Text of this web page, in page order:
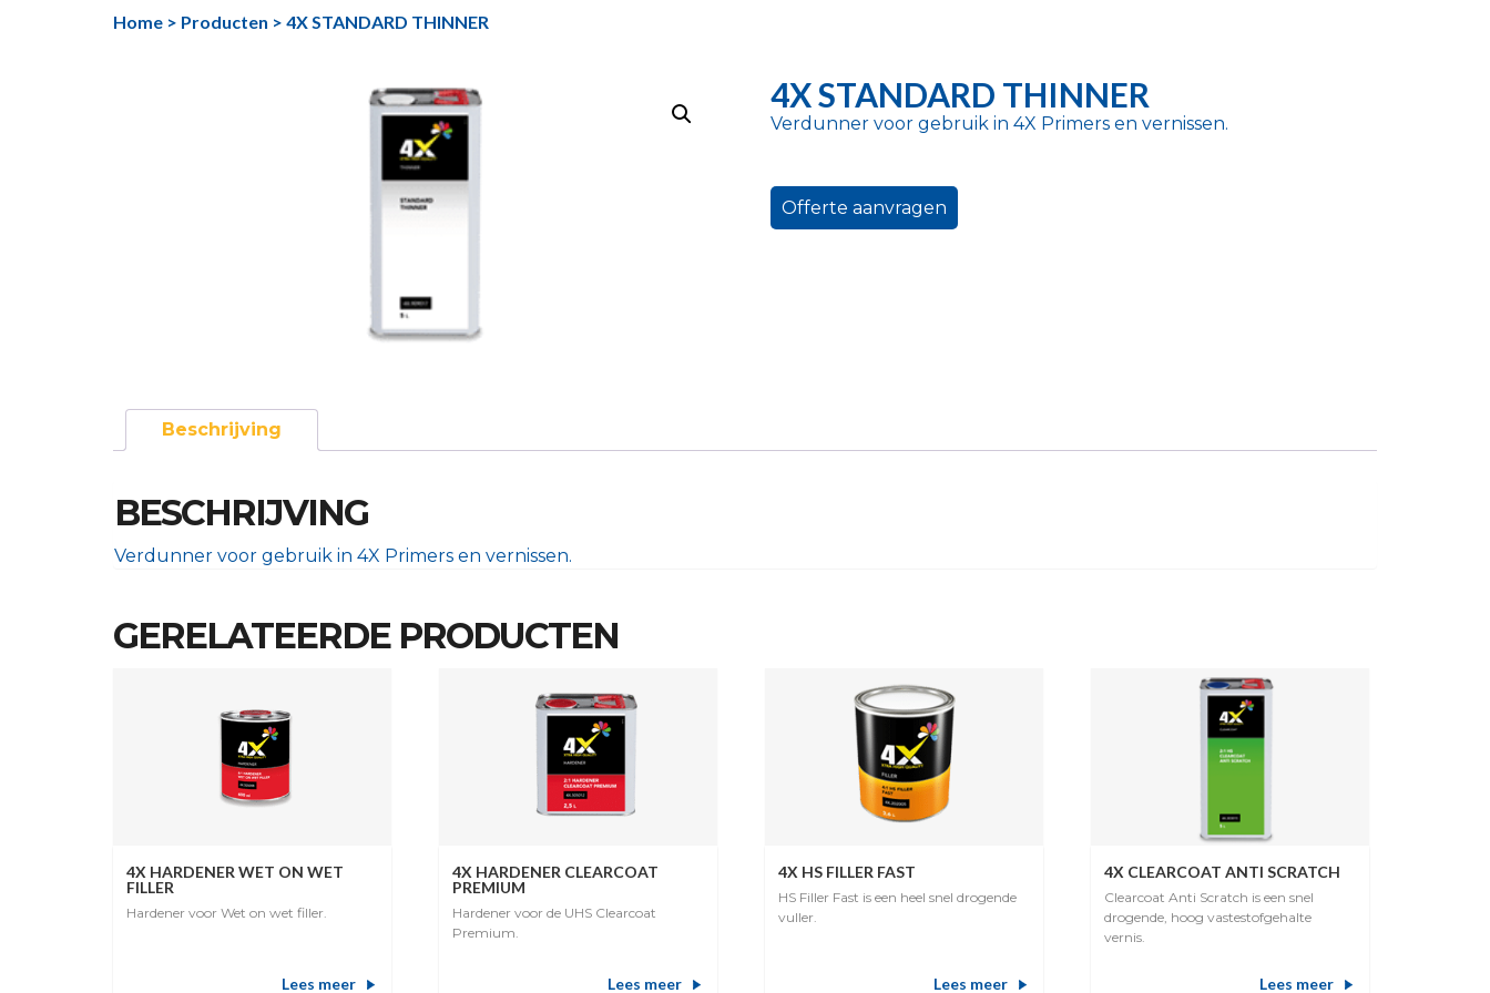
Home > Producten > 4X STANDARD THINNER
4X STANDARD THINNER
Verdunner voor gebruik in 4X Primers en vernissen.
Offerte aanvragen
Beschrijving
BESCHRIJVING
Verdunner voor gebruik in 4X Primers en vernissen.
GERELATEERDE PRODUCTEN
4X HARDENER WET ON WET
FILLER
Hardener voor Wet on wet filler.
Lees meer
4X HARDENER CLEARCOAT
PREMIUM
Hardener voor de UHS Clearcoat
Premium.
Lees meer
4X HS FILLER FAST
HS Filler Fast is een heel snel drogende
vuller.
Lees meer
4X CLEARCOAT ANTI SCRATCH
Clearcoat Anti Scratch is een snel
drogende, hoog vastestofgehalte
vernis.
Lees meer